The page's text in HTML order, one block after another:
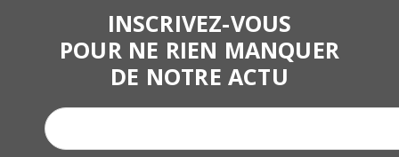
INSCRIVEZ-VOUS
POUR NE RIEN MANQUER
DE NOTRE ACTU